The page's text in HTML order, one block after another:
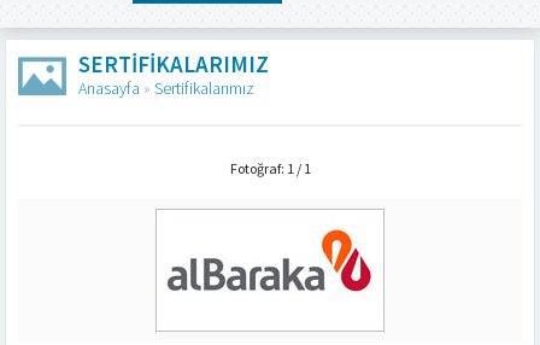
SERTIFIKALARIMIZ
Anasayfa » Sertifikalarımız
Fotoğraf: 1 / 1